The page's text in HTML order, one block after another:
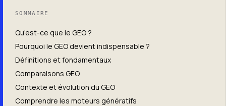
SOMMAIRE
Qu’est-ce que le GEO ?
Pourquoi le GEO devient indispensable ?
Définitions et fondamentaux
Comparaisons GEO
Contexte et évolution du GEO
Comprendre les moteurs génératifs